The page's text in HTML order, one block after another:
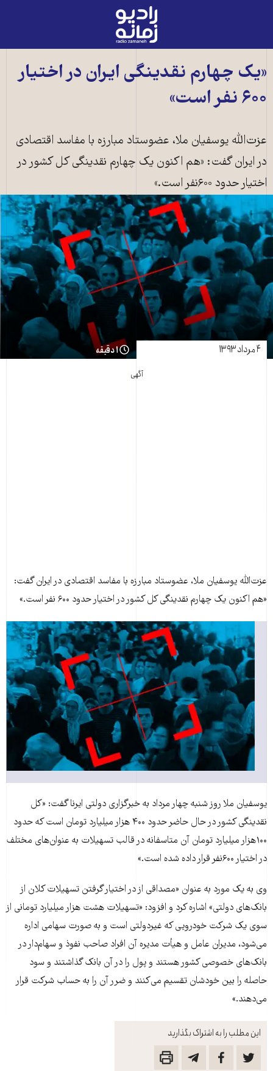
رادیو
زمانه
صفحه
«يک چهارم نقدينگی ایران در اختيار
۶۰۰ نفر است»
عزت‌الله يوسفيان ملا، عضوستاد مبارزه با مفاسد اقتصادی
در ايران گفت: «هم اکنون يک چهارم نقدينگی کل کشور در
اختيار حدود ۶۰۰نفر است.»
۴ مرداد ۱۳۹۳ ۱ دقیقه
آگهی
این مطلب را به اشتراک بگذارید
عزت‌الله يوسفيان ملا، عضوستاد مبارزه با مفاسد اقتصادی در ايران گفت:
«هم اکنون يک چهارم نقدينگی کل کشور در اختيار حدود ۶۰۰ نفر است.»
يوسفيان ملا روز شنبه چهار مرداد به خبرگزاری دولتی ايرنا گفت: «کل
نقدينگی کشور در حال حاضر حدود ۴۰۰ هزار ميليارد تومان است که حدود
۱۰۰هزار ميليارد تومان آن متاسفانه در قالب تسهيلات به عنوان‌های مختلف
در اختيار ۶۰۰نفر قرار داده شده است.»
وی به يک مورد به عنوان «مصداقی از در اختيار گرفتن تسهيلات کلان از
بانک‌های دولتی» اشاره کرد و افزود: «تسهيلات هشت هزار ميليارد تومانی از
سوی يک شرکت خودرويی که غيردولتی است و به صورت سهامی اداره
می‌شود، مديران عامل و هیأت مديره آن افراد صاحب نفوذ و سهام‌دار در
بانک‌های خصوصی کشور هستند و پول را در آن بانک گذاشتند و سود
حاصله را بين خودشان تقسيم می‌کنند و ضرر آن را به حساب شرکت قرار
می‌دهند.»